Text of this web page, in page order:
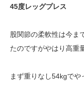
45度レッグプレス
股関節の柔軟性は今ま
たのですがやはり高重
まず重りなし54kgでや